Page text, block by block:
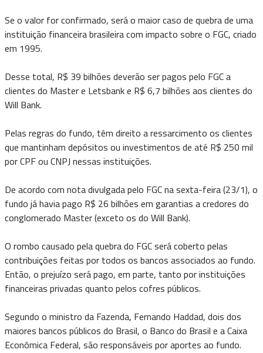
Se o valor for confirmado, será o maior caso de quebra de uma
instituição financeira brasileira com impacto sobre o FGC, criado
em 1995.
Desse total, R$ 39 bilhões deverão ser pagos pelo FGC a
clientes do Master e Letsbank e R$ 6,7 bilhões aos clientes do
Will Bank.
Pelas regras do fundo, têm direito a ressarcimento os clientes
que mantinham depósitos ou investimentos de até R$ 250 mil
por CPF ou CNPJ nessas instituições.
De acordo com nota divulgada pelo FGC na sexta-feira (23/1), o
fundo já havia pago R$ 26 bilhões em garantias a credores do
conglomerado Master (exceto os do Will Bank).
O rombo causado pela quebra do FGC será coberto pelas
contribuições feitas por todos os bancos associados ao fundo.
Então, o prejuízo será pago, em parte, tanto por instituições
financeiras privadas quanto pelos cofres públicos.
Segundo o ministro da Fazenda, Fernando Haddad, dois dos
maiores bancos públicos do Brasil, o Banco do Brasil e a Caixa
Econômica Federal, são responsáveis por aportes ao fundo.